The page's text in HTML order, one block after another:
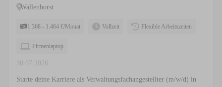
Wallenhorst
1.368 - 1.464 €/Monat Vollzeit Flexible Arbeitszeiten
Firmenlaptop
30.07.2026
Starte deine Karriere als Verwaltungsfachangestellter (m/w/d) in